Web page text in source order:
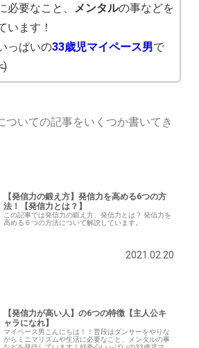
必要なこと、
メンタルの事などを
います！
っぱいの33歳児マイペース男で
ついての記事をいくつか書いてき
【発信力の鍛え方】発信力を高める6つの方
法！【発信力とは？】
この記事では発信力の鍛え方、発信力とは？ 発信力を
高める６つの方法について解説しています。
2021.02.20
【発信力が高い人】の6つの特徴【主人公キ
ャラになれ】
マイペース男こんにちは！！普段はダンサーをやりな
がらミニマリズムや生活に必要なこと、メンタルの事